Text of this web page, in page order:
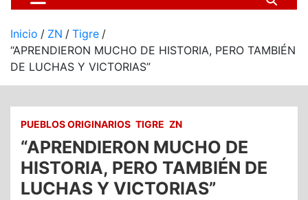
Inicio ZN
Tigre
“APRENDIERON MUCHO DE HISTORIA, PERO TAMBIÉN
DE LUCHAS Y VICTORIAS”
PUEBLOS ORIGINARIOS TIGRE ZN
“APRENDIERON MUCHO DE
HISTORIA, PERO TAMBIÉN DE
LUCHAS Y VICTORIAS”